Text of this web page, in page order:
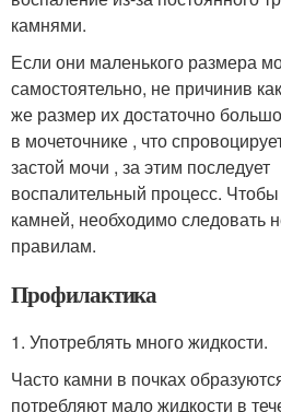
камнями.
Если они маленького размера
самостоятельно, не причинив
же размер их достаточно
в мочеточнике , что
застой мочи , за этим последует
воспалительный процесс.
камней, необходимо следовать
правилам.
Профилактика
1. Употреблять много жидкости.
Часто камни в почках
потребляют мало жидкости в